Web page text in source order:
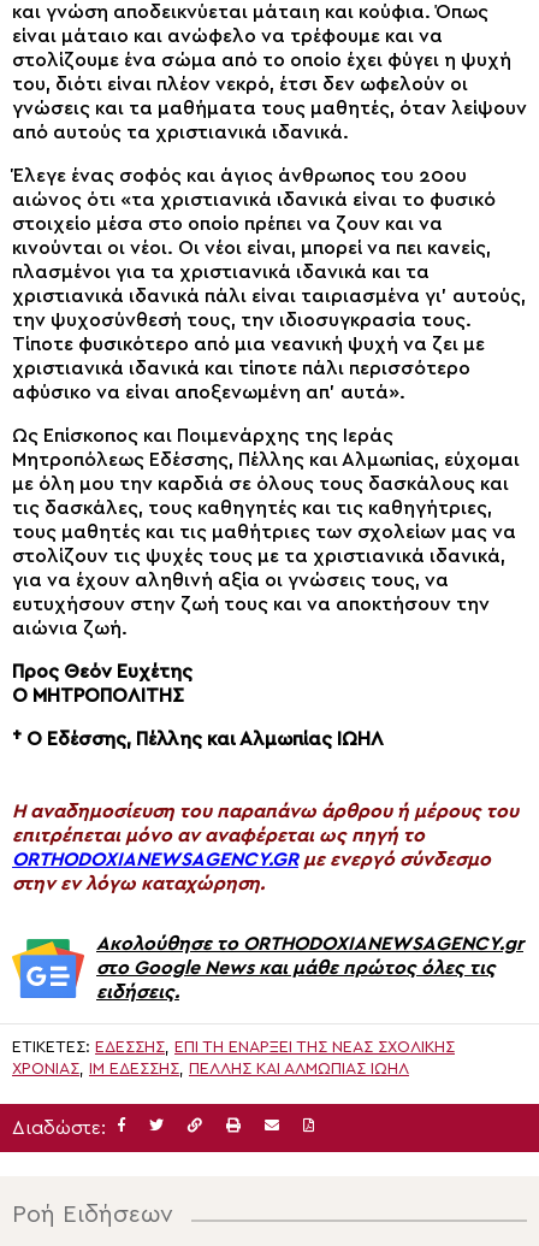
και γνώση αποδεικνύεται μάταιη και κούφια. Όπως
είναι μάταιο και ανώφελο να τρέφουμε και να
στολίζουμε ένα σώμα από το οποίο έχει φύγει η ψυχή
του, διότι είναι πλέον νεκρό, έτσι δεν ωφελούν οι
γνώσεις και τα μαθήματα τους μαθητές, όταν λείψουν
από αυτούς τα χριστιανικά ιδανικά.
Έλεγε ένας σοφός και άγιος άνθρωπος του 20ου
αιώνος ότι «τα χριστιανικά ιδανικά είναι το φυσικό
στοιχείο μέσα στο οποίο πρέπει να ζουν και να
κινούνται οι νέοι. Οι νέοι είναι, μπορεί να πει κανείς,
πλασμένοι για τα χριστιανικά ιδανικά και τα
χριστιανικά ιδανικά πάλι είναι ταιριασμένα γι’ αυτούς,
την ψυχοσύνθεσή τους, την ιδιοσυγκρασία τους.
Τίποτε φυσικότερο από μια νεανική ψυχή να ζει με
χριστιανικά ιδανικά και τίποτε πάλι περισσότερο
αφύσικο να είναι αποξενωμένη απ’ αυτά».
Ως Επίσκοπος και Ποιμενάρχης της Ιεράς
Μητροπόλεως Εδέσσης, Πέλλης και Αλμωπίας, εύχομαι
με όλη μου την καρδιά σε όλους τους δασκάλους και
τις δασκάλες, τους καθηγητές και τις καθηγήτριες,
τους μαθητές και τις μαθήτριες των σχολείων μας να
στολίζουν τις ψυχές τους με τα χριστιανικά ιδανικά,
για να έχουν αληθινή αξία οι γνώσεις τους, να
ευτυχήσουν στην ζωή τους και να αποκτήσουν την
αιώνια ζωή.
Προς Θεόν Ευχέτης
Ο ΜΗΤΡΟΠΟΛΙΤΗΣ
† Ο Εδέσσης, Πέλλης και Αλμωπίας ΙΩΗΛ
H αναδημοσίευση του παραπάνω άρθρου ή μέρους του
επιτρέπεται μόνο αν αναφέρεται ως πηγή το
ORTHODOXIANEWSAGENCY.GRμε ενεργό σύνδεσμο
στην εν λόγω καταχώρηση.
Ακολούθησε το ORTHODOXIANEWSAGENCY.gr
στο Google News και μάθε πρώτος όλες τις
ειδήσεις.
ΕΤΙΚΈΤΕΣ: ΕΔΕΣΣΗΣ, ΕΠΊ ΤΗ ΕΝΆΡΞΕΙ ΤΗΣ ΝΈΑΣ ΣΧΟΛΙΚΉΣ
ΧΡΟΝΙΆΣ, ΙΜ ΕΔΕΣΣΗΣ, ΠΈΛΛΗΣ ΚΑΙ ΑΛΜΩΠΊΑΣ ΙΩΗΛ
Διαδώστε:
Ροή Ειδήσεων